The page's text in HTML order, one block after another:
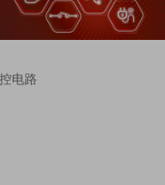
电路